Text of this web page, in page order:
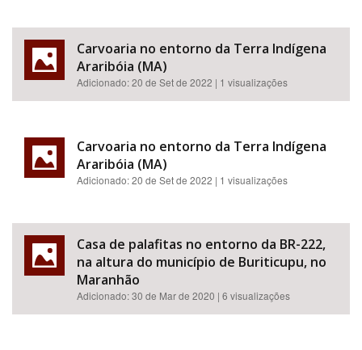
BUSCAR
Carvoaria no entorno da Terra Indígena
Araribóia (MA)
Adicionado:20 de Set de 2022 | 1 visualizações
Carvoaria no entorno da Terra Indígena
Araribóia (MA)
Adicionado:20 de Set de 2022 | 1 visualizações
Casa de palafitas no entorno da BR-222,
na altura do município de Buriticupu, no
Maranhão
Adicionado:30 de Mar de 2020 | 6 visualizações